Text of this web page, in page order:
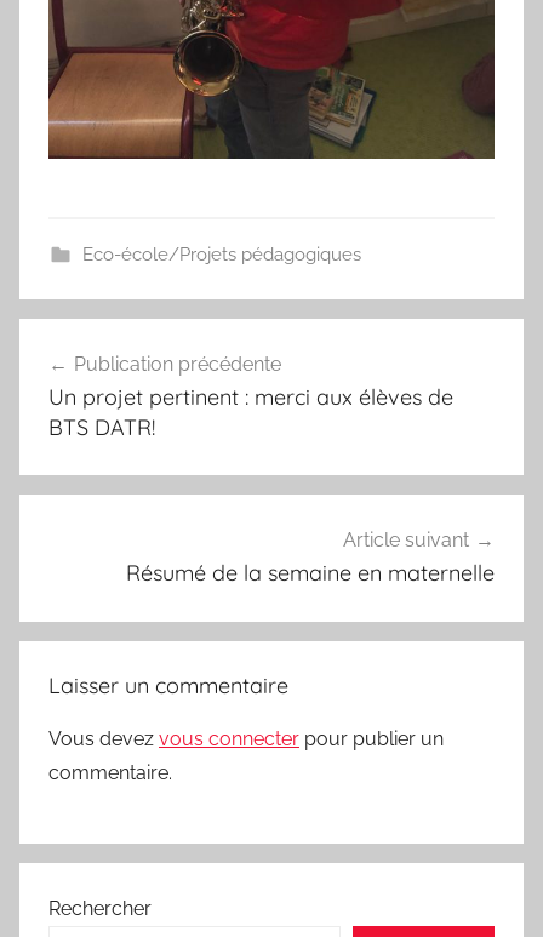
Eco-école/Projets pédagogiques
de
l’article
Publication précédente
Un projet pertinent : merci aux élèves de
BTS DATR!
Article suivant
Résumé de la semaine en maternelle
Laisser un commentaire
Vous devez vous connecter pour publier un
commentaire.
Rechercher